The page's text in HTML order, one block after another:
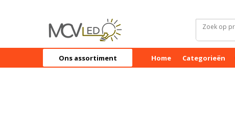
Ons assortiment Home Categorieën